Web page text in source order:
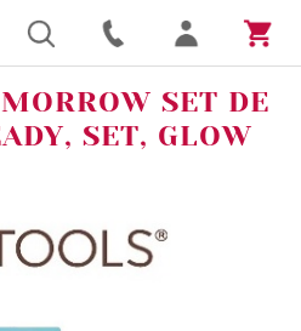
SET DE
SET, GLOW